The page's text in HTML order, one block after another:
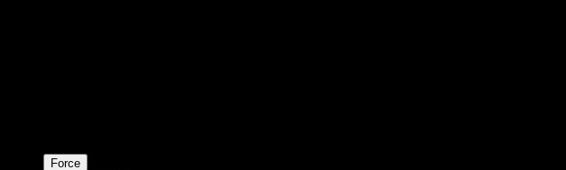
Force